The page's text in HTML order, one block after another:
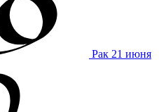
Рак 21 июня